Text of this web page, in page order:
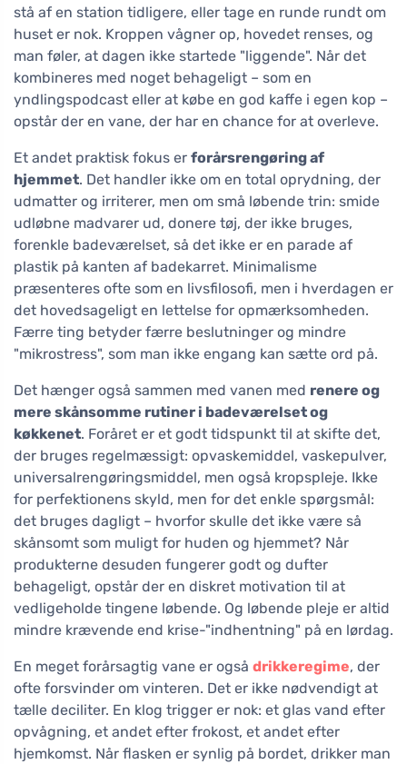
stå af en station tidligere, eller tage en runde rundt om
huset er nok. Kroppen vågner op, hovedet renses, og
man føler, at dagen ikke startede "liggende". Når det
kombineres med noget behageligt – som en
yndlingspodcast eller at købe en god kaffe i egen kop –
opstår der en vane, der har en chance for at overleve.
Et andet praktisk fokus er forårsrengøring af
hjemmet. Det handler ikke om en total oprydning, der
udmatter og irriterer, men om små løbende trin: smide
udløbne madvarer ud, donere tøj, der ikke bruges,
forenkle badeværelset, så det ikke er en parade af
plastik på kanten af badekarret. Minimalisme
præsenteres ofte som en livsfilosofi, men i hverdagen er
det hovedsageligt en lettelse for opmærksomheden.
Færre ting betyder færre beslutninger og mindre
"mikrostress", som man ikke engang kan sætte ord på.
Det hænger også sammen med vanen med renere og
mere skånsomme rutiner i badeværelset og
køkkenet. Foråret er et godt tidspunkt til at skifte det,
der bruges regelmæssigt: opvaskemiddel, vaskepulver,
universalrengøringsmiddel, men også kropspleje. Ikke
for perfektionens skyld, men for det enkle spørgsmål:
det bruges dagligt – hvorfor skulle det ikke være så
skånsomt som muligt for huden og hjemmet? Når
produkterne desuden fungerer godt og dufter
behageligt, opstår der en diskret motivation til at
vedligeholde tingene løbende. Og løbende pleje er altid
mindre krævende end krise-"indhentning" på en lørdag.
En meget forårsagtig vane er også drikkeregime, der
ofte forsvinder om vinteren. Det er ikke nødvendigt at
tælle deciliter. En klog trigger er nok: et glas vand efter
opvågning, et andet efter frokost, et andet efter
hjemkomst. Når flasken er synlig på bordet, drikker man